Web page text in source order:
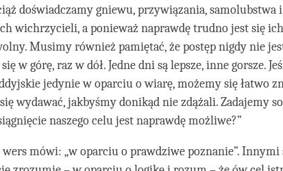
doświadczamy gniewu, przywiązania, samolubstwa
wichrzycieli, a ponieważ naprawdę trudno jest się
Musimy również pamiętać, że postęp nigdy nie
w górę, raz w dół. Jedne dni są lepsze, inne gorsze.
jedynie w oparciu o wiarę, możemy się łatwo
wydawać, jakbyśmy donikąd nie zdążali. Zadajemy
naszego celu jest naprawdę możliwe?”
wers mówi: „w oparciu o prawdziwe poznanie”. Innymi